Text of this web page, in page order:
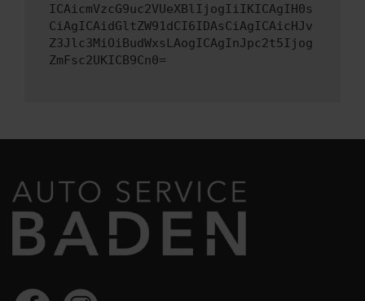
ICAicmVzcG9uc2VUeXBlIjogIiIKICAgIH0s
CiAgICAidGltZW91dCI6IDAsCiAgICAicHJv
Z3Jlc3MiOiBudWxsLAogICAgInJpc2t5Ijog
ZmFsc2UKICB9Cn0=